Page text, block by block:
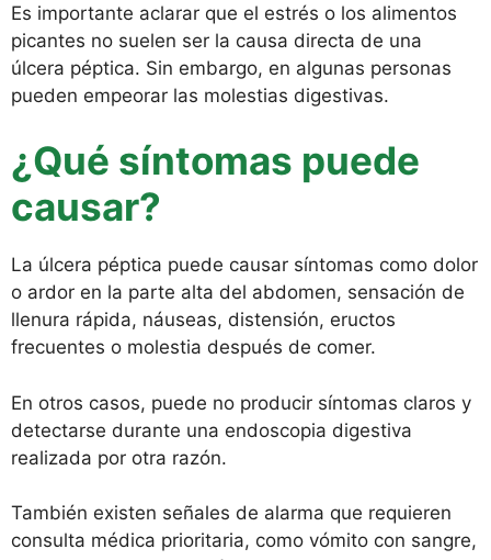
Es importante aclarar que el estrés o los alimentos
picantes no suelen ser la causa directa de una
úlcera péptica. Sin embargo, en algunas personas
pueden empeorar las molestias digestivas.
¿Qué síntomas puede
causar?
La úlcera péptica puede causar síntomas como dolor
o ardor en la parte alta del abdomen, sensación de
llenura rápida, náuseas, distensión, eructos
frecuentes o molestia después de comer.
En otros casos, puede no producir síntomas claros y
detectarse durante una endoscopia digestiva
realizada por otra razón.
También existen señales de alarma que requieren
consulta médica prioritaria, como vómito con sangre,